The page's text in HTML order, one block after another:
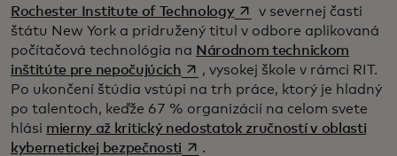
Rochester Institute of Technologyopens in a new tab
v severnej časti
štátu New York a pridružený titul v odbore aplikovaná
počítačová technológia na Národnom technickom
inštitúte pre nepočujúcichopens in a new tab
, vysokej škole v rámci RIT.
Po ukončení štúdia vstúpi na trh práce, ktorý je hladný
po talentoch, keďže 67 % organizácií na celom svete
hlási mierny až kritický nedostatok zručností v oblasti
kybernetickej bezpečnosti opens in a new tab
.